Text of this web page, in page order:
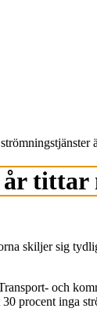
år
skiljer sig
och
procent inga